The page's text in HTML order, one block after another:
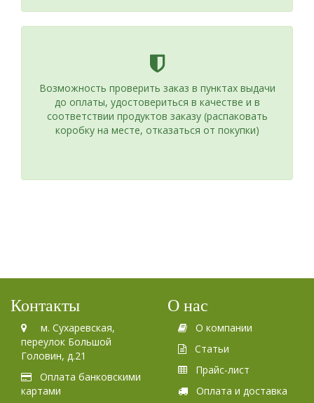
Возможность проверить заказ в пунктах выдачи
до оплаты, удостовериться в качестве и в
соответствии продуктов заказу (распаковать
коробку на месте, отказаться от покупки)
Контакты
м. Сухаревская,
переулок Большой
Головин, д.21
Оплата банковскими
картами
О нас
О компании
Статьи
Прайс-лист
Оплата и доставка